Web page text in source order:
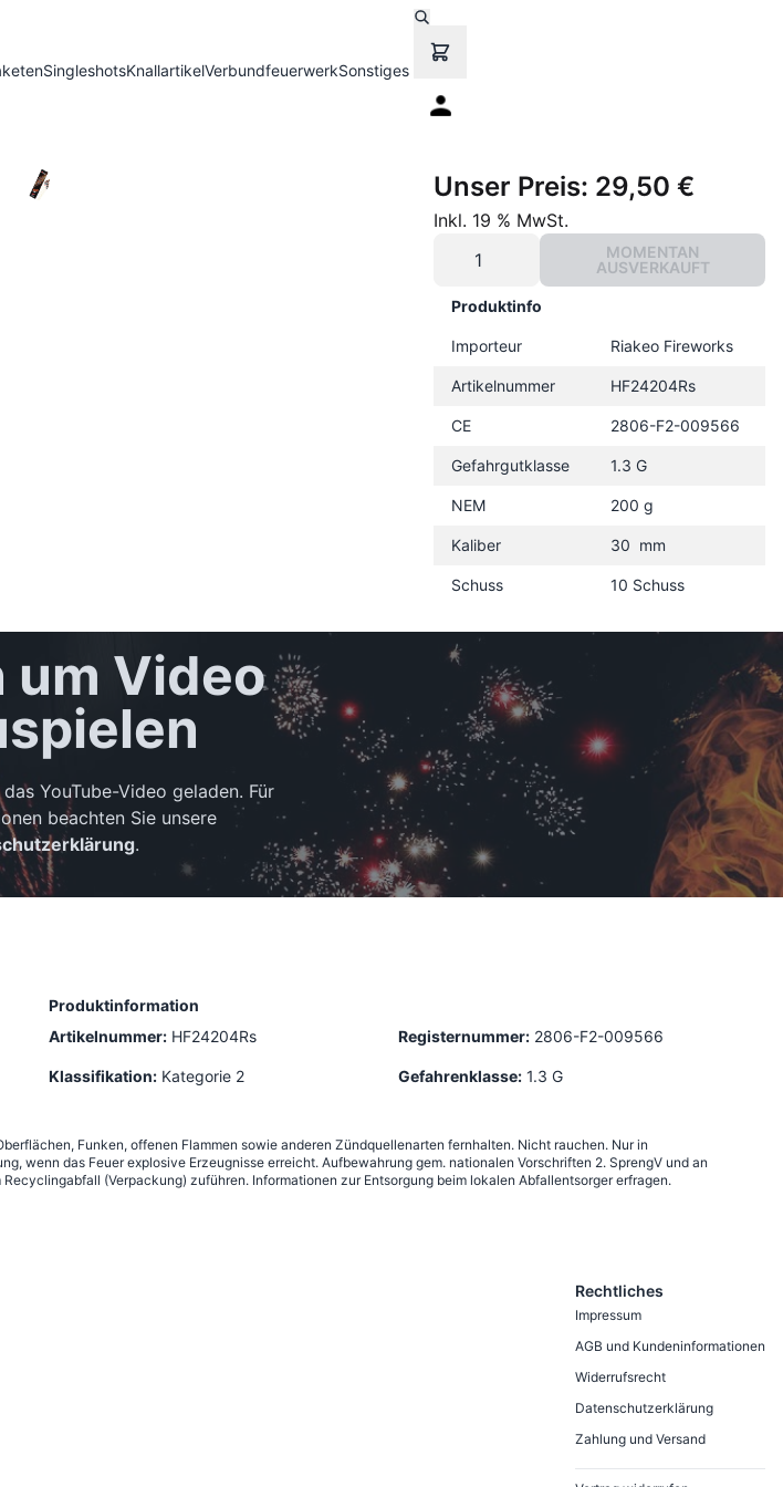
SingleshotsKnallartikelVerbundfeuerwerkSonstiges
Unser Preis: 29,50 €
Inkl. 19 % MwSt.
MOMENTAN
AUSVERKAUFT
Produktinfo
Importeur Riakeo Fireworks
Artikelnummer HF24204Rs
CE 2806-F2-009566
Gefahrgutklasse 1.3 G
NEM 200 g
Kaliber 30 mm
Schuss 10 Schuss
um Video
YouTube-Video geladen. Für
beachten Sie unsere
.
Produktinformation
Artikelnummer: HF24204Rs Registernummer: 2806-F2-009566
Klassifikation: Kategorie 2 Gefahrenklasse: 1.3 G
Funken, offenen Flammen sowie anderen Zündquellenarten fernhalten. Nicht rauchen. Nur in
wenn das Feuer explosive Erzeugnisse erreicht. Aufbewahrung gem. nationalen Vorschriften 2. SprengV und an
(Verpackung) zuführen. Informationen zur Entsorgung beim lokalen Abfallentsorger erfragen.
Rechtliches
Impressum
AGB und Kundeninformationen
Widerrufsrecht
Datenschutzerklärung
Zahlung und Versand